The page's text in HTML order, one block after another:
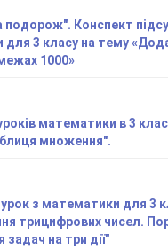
подорож". Конспект
3 класу на тему
1000»
математики в 3
множення".
урок з математики для 3
трицифрових чисел.
задач на три дії"